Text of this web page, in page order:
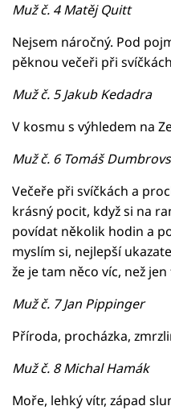
Muž č. 4 Matěj Quitt
Nejsem náročný. Pod
pěknou večeři při
Muž č. 5 Jakub Kedadra
V kosmu s výhledem na
Muž č. 6 Tomáš
Večeře při svíčkách a
krásný pocit, když si na
povídat několik hodin a
myslím si, nejlepší
že je tam něco víc, než
Muž č. 7 Jan Pippinger
Příroda, procházka,
Muž č. 8 Michal Hamák
Moře, lehký vítr, západ